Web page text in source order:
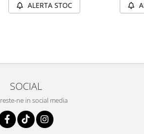
ALERTA STOC
SOCIAL
ne in social media